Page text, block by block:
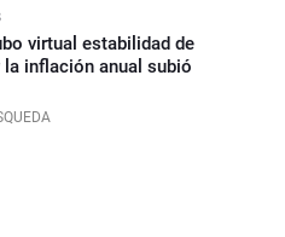
virtual estabilidad de
inflación anual subió